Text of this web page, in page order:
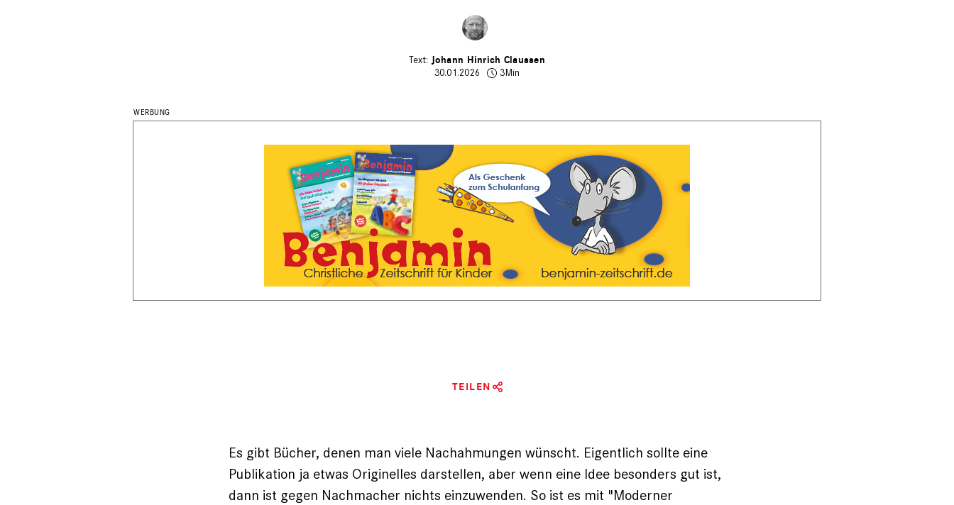
Johann Hinrich Claussen
30.01.2026
3Min
TEILEN
Es gibt Bücher, denen man viele Nachahmungen wünscht. Eigentlich sollte eine
Publikation ja etwas Originelles darstellen, aber wenn eine Idee besonders gut ist,
dann ist gegen Nachmacher nichts einzuwenden. So ist es mit "Moderner